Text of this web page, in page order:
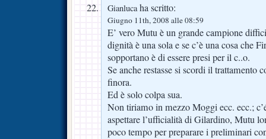
Gianlucaha scritto:
Giugno 11th, 2008 alle 08:59
E’ vero Mutu è un grande campione
dignità è una sola e se c’è una cosa che
sopportano è di essere presi per il c..o.
Se anche restasse si scordi il trattamento
finora.
Ed è solo colpa sua.
Non tiriamo in mezzo Moggi ecc. ecc.;
aspettare l’ufficialità di Gilardino, Mutu
poco tempo per preparare i preliminari